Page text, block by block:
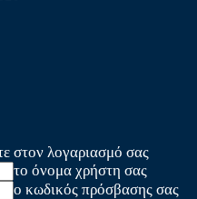
στον λογαριασμό σας
το όνομα χρήστη σας
ο κωδικός πρόσβασης σας